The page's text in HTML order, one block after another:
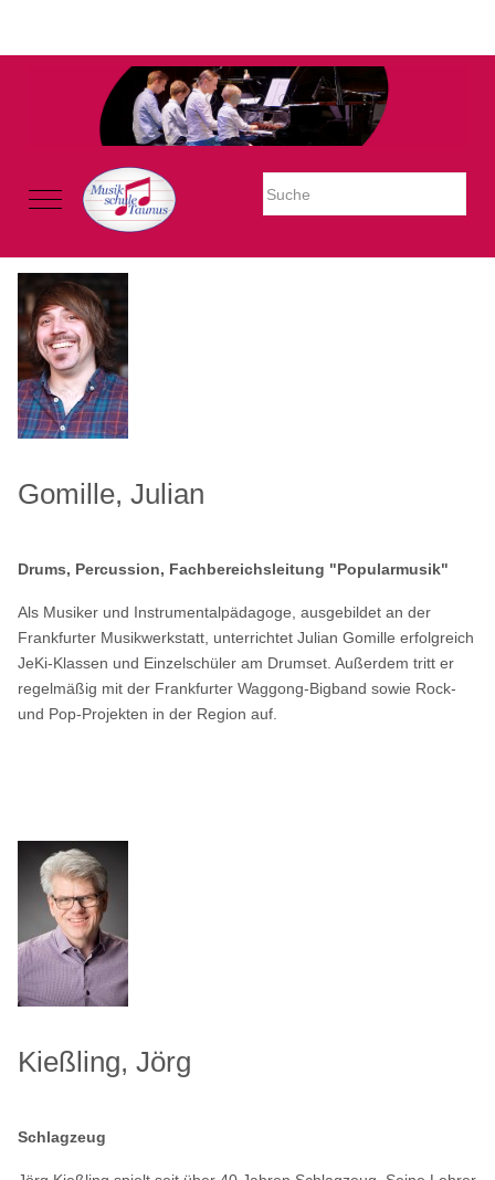
Warning: Undefined property: stdClass::$imglink in
/mnt/web605/e3/26/59781926/htdocs/Joomla2023/modules/
Mobile Menu Toggle
Gomille, Julian
Drums, Percussion, Fachbereichsleitung "Popularmusik"
Als Musiker und Instrumentalpädagoge, ausgebildet an der
Frankfurter Musikwerkstatt, unterrichtet Julian Gomille erfolgreich
JeKi-Klassen und Einzelschüler am Drumset. Außerdem tritt er
regelmäßig mit der Frankfurter Waggong-Bigband sowie Rock-
und Pop-Projekten in der Region auf.
Kießling, Jörg
Schlagzeug